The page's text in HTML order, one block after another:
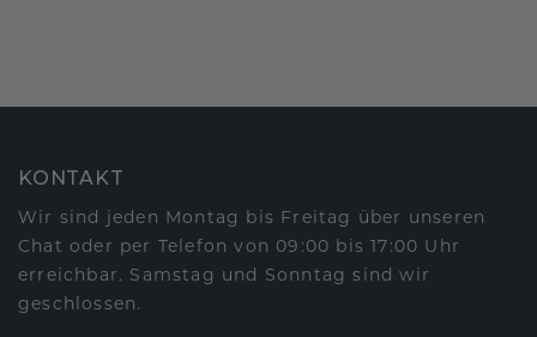
KONTAKT
Wir sind jeden Montag bis Freitag über unseren
Chat oder per Telefon von 09:00 bis 17:00 Uhr
erreichbar. Samstag und Sonntag sind wir
geschlossen.